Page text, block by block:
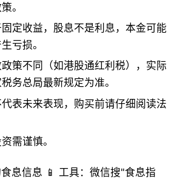
。
定收益，股息不是利息，本金可能
亏损。
策不同（如港股通红利税），实际
务总局最新规定为准。
表未来表现，购买前请仔细阅读法
需谨慎。
息信息 📱 工具：微信搜"食息指